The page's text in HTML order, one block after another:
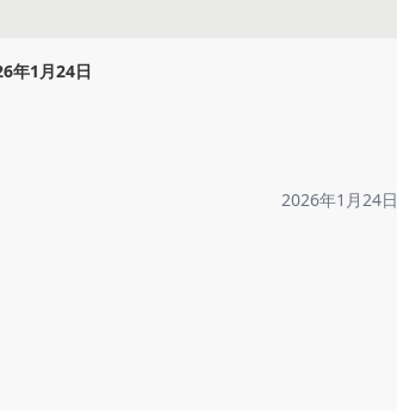
年1月24日
2026年1月24日